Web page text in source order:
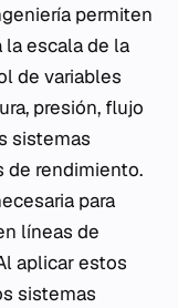
permiten
la escala de la
de variables
presión, flujo
sistemas
de rendimiento.
para
líneas de
aplicar estos
sistemas